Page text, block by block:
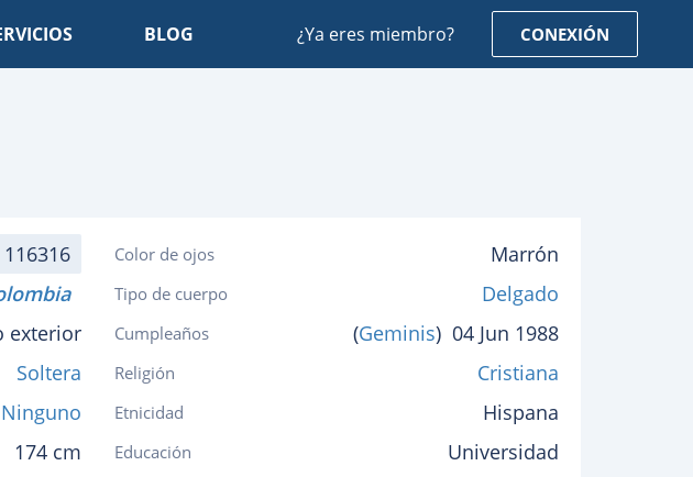
BLOG ¿Ya eres miembro? CONEXIÓN
116316
exterior
Soltera
Ninguno
174 cm
Color de ojos Marrón
Tipo de cuerpo Delgado
Cumpleaños (Geminis) 04 Jun 1988
Religión Cristiana
Etnicidad Hispana
Educación Universidad